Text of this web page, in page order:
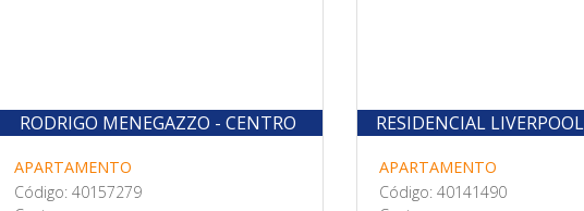
RODRIGO MENEGAZZO - CENTRO
APARTAMENTO
Código: 40157279
RESIDENCIAL
APARTAMENTO
Código: 40141490